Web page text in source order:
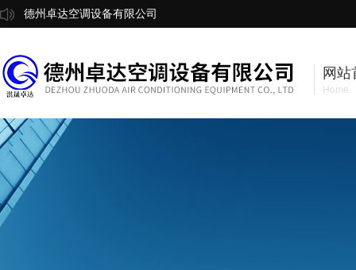
德州卓达空调设备有限公司
网站
Home